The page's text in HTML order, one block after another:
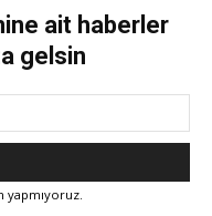
ait haberler
gelsin
yapmıyoruz.